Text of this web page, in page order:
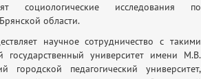
социологические исследования по
области.
научное сотрудничество с такими
государственный университет имени М.В.
городской педагогический университет,